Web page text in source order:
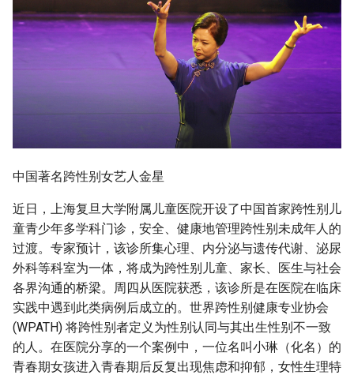
中国著名跨性别女艺人金星
近日，上海复旦大学附属儿童医院开设了中国首家跨性别儿
童青少年多学科门诊，安全、健康地管理跨性别未成年人的
过渡。专家预计，该诊所集心理、内分泌与遗传代谢、泌尿
外科等科室为一体，将成为跨性别儿童、家长、医生与社会
各界沟通的桥梁。周四从医院获悉，该诊所是在医院在临床
实践中遇到此类病例后成立的。世界跨性别健康专业协会
(WPATH) 将跨性别者定义为性别认同与其出生性别不一致
的人。在医院分享的一个案例中，一位名叫小琳（化名）的
青春期女孩进入青春期后反复出现焦虑和抑郁，女性生理特